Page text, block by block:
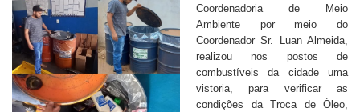
Coordenadoria de Meio
Ambiente por meio do
Coordenador Sr. Luan Almeida,
realizou nos postos de
combustíveis da cidade uma
vistoria, para verificar as
condições da Troca de Óleo,